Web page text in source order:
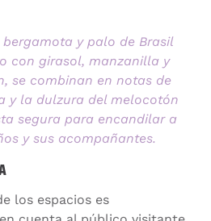
y palo de Brasil
con girasol, manzanilla y
se combinan en notas de
y la dulzura del melocotón
segura para encandilar a
y sus acompañantes.
los espacios es